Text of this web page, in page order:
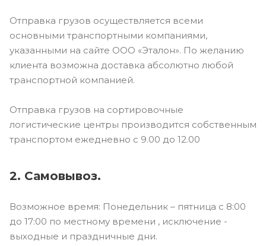
Отправка грузов осуществляется всеми
основными транспортными компаниями,
указанными на сайте ООО «Эталон». По желанию
клиента возможна доставка абсолютно любой
транспортной компанией.
Отправка грузов на сортировочные
логистические центры производится собственным
транспортом ежедневно с 9.00 до 12.00
2. Самовывоз.
Возможное время: Понедельник – пятница с 8:00
до 17:00 по местному времени , исключение -
выходные и праздничные дни.